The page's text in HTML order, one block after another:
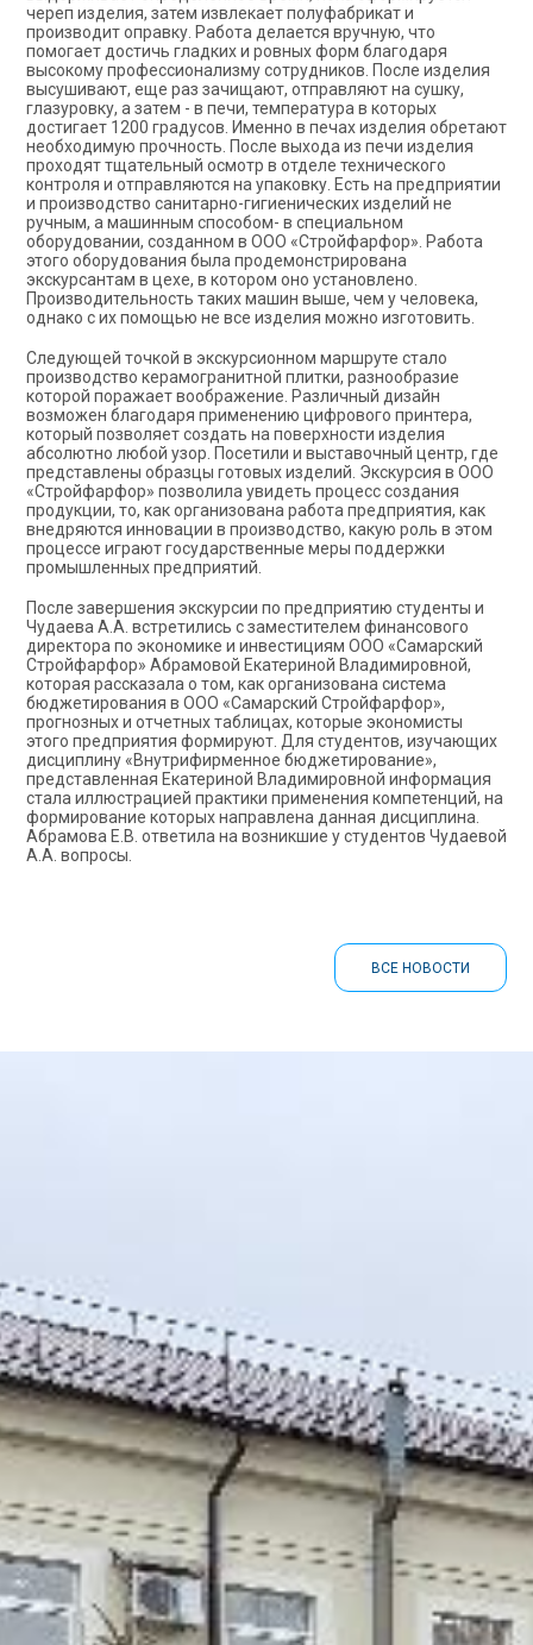
череп изделия, затем извлекает полуфабрикат и
производит оправку. Работа делается вручную, что
помогает достичь гладких и ровных форм благодаря
высокому профессионализму сотрудников. После изделия
высушивают, еще раз зачищают, отправляют на сушку,
глазуровку, а затем - в печи, температура в которых
достигает 1200 градусов. Именно в печах изделия обретают
необходимую прочность. После выхода из печи изделия
проходят тщательный осмотр в отделе технического
контроля и отправляются на упаковку. Есть на предприятии
и производство санитарно-гигиенических изделий не
ручным, а машинным способом- в специальном
оборудовании, созданном в ООО «Стройфарфор». Работа
этого оборудования была продемонстрирована
экскурсантам в цехе, в котором оно установлено.
Производительность таких машин выше, чем у человека,
однако с их помощью не все изделия можно изготовить.
Следующей точкой в экскурсионном маршруте стало
производство керамогранитной плитки, разнообразие
которой поражает воображение. Различный дизайн
возможен благодаря применению цифрового принтера,
который позволяет создать на поверхности изделия
абсолютно любой узор. Посетили и выставочный центр, где
представлены образцы готовых изделий. Экскурсия в ООО
«Стройфарфор» позволила увидеть процесс создания
продукции, то, как организована работа предприятия, как
внедряются инновации в производство, какую роль в этом
процессе играют государственные меры поддержки
промышленных предприятий.
После завершения экскурсии по предприятию студенты и
Чудаева А.А. встретились с заместителем финансового
директора по экономике и инвестициям ООО «Самарский
Стройфарфор» Абрамовой Екатериной Владимировной,
которая рассказала о том, как организована система
бюджетирования в ООО «Самарский Стройфарфор»,
прогнозных и отчетных таблицах, которые экономисты
этого предприятия формируют. Для студентов, изучающих
дисциплину «Внутрифирменное бюджетирование»,
представленная Екатериной Владимировной информация
стала иллюстрацией практики применения компетенций, на
формирование которых направлена данная дисциплина.
Абрамова Е.В. ответила на возникшие у студентов Чудаевой
А.А. вопросы.
ВСЕ НОВОСТИ